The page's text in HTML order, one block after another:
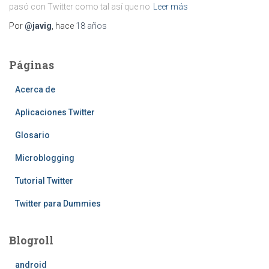
pasó con Twitter como tal así que no
Leer más
Por@javig , hace 18 años
Páginas
Acerca de
Aplicaciones Twitter
Glosario
Microblogging
Tutorial Twitter
Twitter para Dummies
Blogroll
android